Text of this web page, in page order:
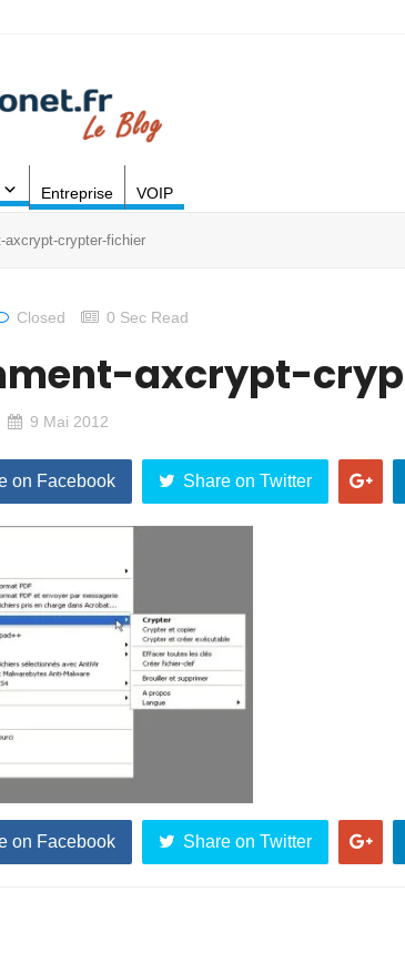
Entreprise VOIP
axcrypt-crypter-fichier
Closed 0 Sec Read
axcrypt-
9 Mai 2012
on Facebook Share on Twitter
on Facebook Share on Twitter